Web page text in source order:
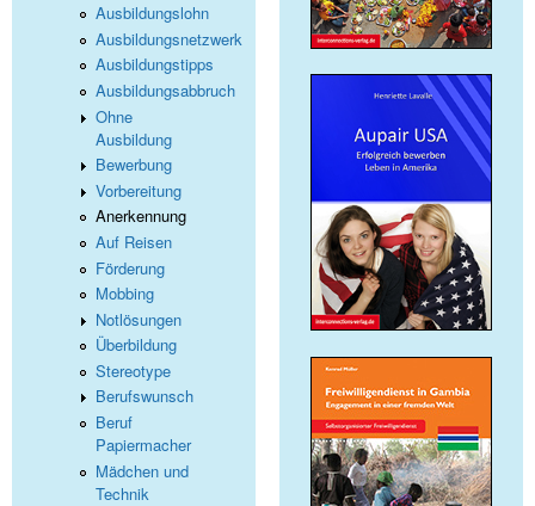
Ausbildungslohn
Ausbildungsnetzwerk
Ausbildungstipps
Ausbildungsabbruch
Ohne
Ausbildung
Bewerbung
Vorbereitung
Anerkennung
Auf Reisen
Förderung
Mobbing
Notlösungen
Überbildung
Stereotype
Berufswunsch
Beruf
Papiermacher
Mädchen und
Technik